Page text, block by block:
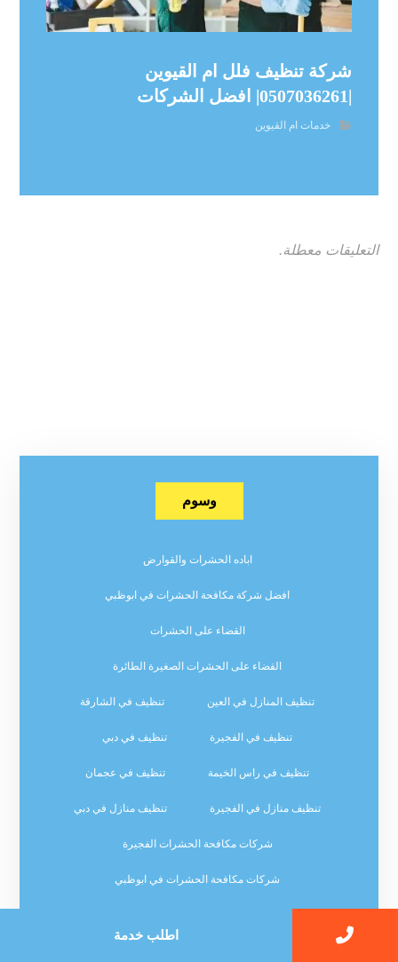
شركة تنظيف فلل ام القيوين
|0507036261| افضل الشركات
خدمات ام القيوين
التعليقات معطلة.
وسوم
اباده الحشرات والقوارض
افضل شركة مكافحة الحشرات في ابوظبي
القضاء على الحشرات
القضاء على الحشرات الصغيرة الطائرة
تنظيف المنازل في العين تنظيف في الشارقة
تنظيف في الفجيرة تنظيف في دبي
تنظيف في راس الخيمة تنظيف في عجمان
تنظيف منازل في الفجيرة تنظيف منازل في دبي
شركات مكافحة الحشرات الفجيرة
شركات مكافحة الحشرات في ابوظبي
اطلب خدمة